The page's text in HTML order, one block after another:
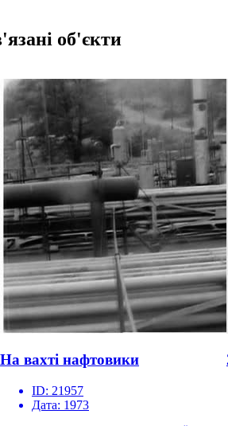
об'єкти
На вахті нафтовики
ID: 21957
Дата: 1973